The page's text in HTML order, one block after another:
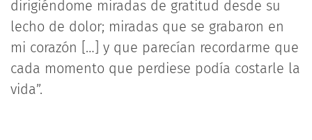
dirigiéndome miradas de gratitud desde su
lecho de dolor; miradas que se grabaron en
mi corazón […] y que parecían recordarme que
cada momento que perdiese podía costarle la
vida”.